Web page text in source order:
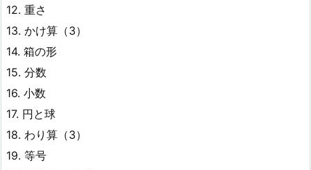
12. 重さ
13. かけ算（3）
14. 箱の形
15. 分数
16. 小数
17. 円と球
18. わり算（3）
19. 等号